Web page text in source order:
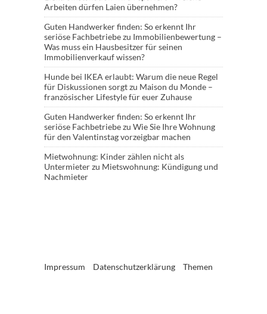
Arbeiten dürfen Laien übernehmen?
Guten Handwerker finden: So erkennt Ihr
seriöse Fachbetriebezu Immobilienbewertung –
Was muss ein Hausbesitzer für seinen
Immobilienverkauf wissen?
Hunde bei IKEA erlaubt: Warum die neue Regel
für Diskussionen sorgtzu Maison du Monde –
französischer Lifestyle für euer Zuhause
Guten Handwerker finden: So erkennt Ihr
seriöse Fachbetriebezu Wie Sie Ihre Wohnung
für den Valentinstag vorzeigbar machen
Mietwohnung: Kinder zählen nicht als
Untermieterzu Mietswohnung: Kündigung und
Nachmieter
Impressum Datenschutzerklärung Themen